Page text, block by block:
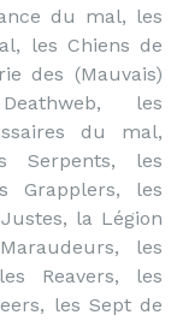
du mal, les
les Chiens de
des (Mauvais)
les
du mal,
Serpents, les
Grapplers, les
la Légion
les
Reavers, les
les Sept de